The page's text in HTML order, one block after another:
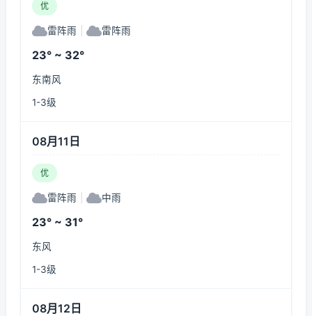
优
雷阵雨 雷阵雨
23° ~ 32°
东南风
1-3级
08月11日
优
雷阵雨 中雨
23° ~ 31°
东风
1-3级
08月12日